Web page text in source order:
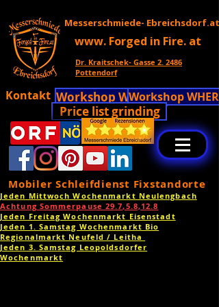
Messerschmiede- Ebreichsdorf.at
www. Forged in Fire. at
Dr. Kraitschek- Gasse 2. 2486
Pottendorf
Kontakt Workshop WHERE!!
Workshop
Price list grinding
Mobiler Schleifdienst Fixstandorte
Jeden Mittwoch Wochenmarkt Neulengbach
Achtung Sommerpause 29.7,5.8,12.8
Jeden Freitag Wochenmarkt Eisenstadt
Jeden 1. Samstag Wochenmarkt Bio
Regionalmarkt Neufeld / Leitha
Jeden 3. Samstag Leopoldsdorfer
Wochenmarkt